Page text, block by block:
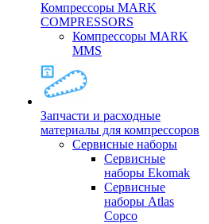
Компрессоры MARK
COMPRESSORS
Компрессоры MARK
MMS
Запчасти и расходные
материалы для компрессоров
Cервисные наборы
Сервисные
наборы Ekomak
Cервисные
наборы Atlas
Copco